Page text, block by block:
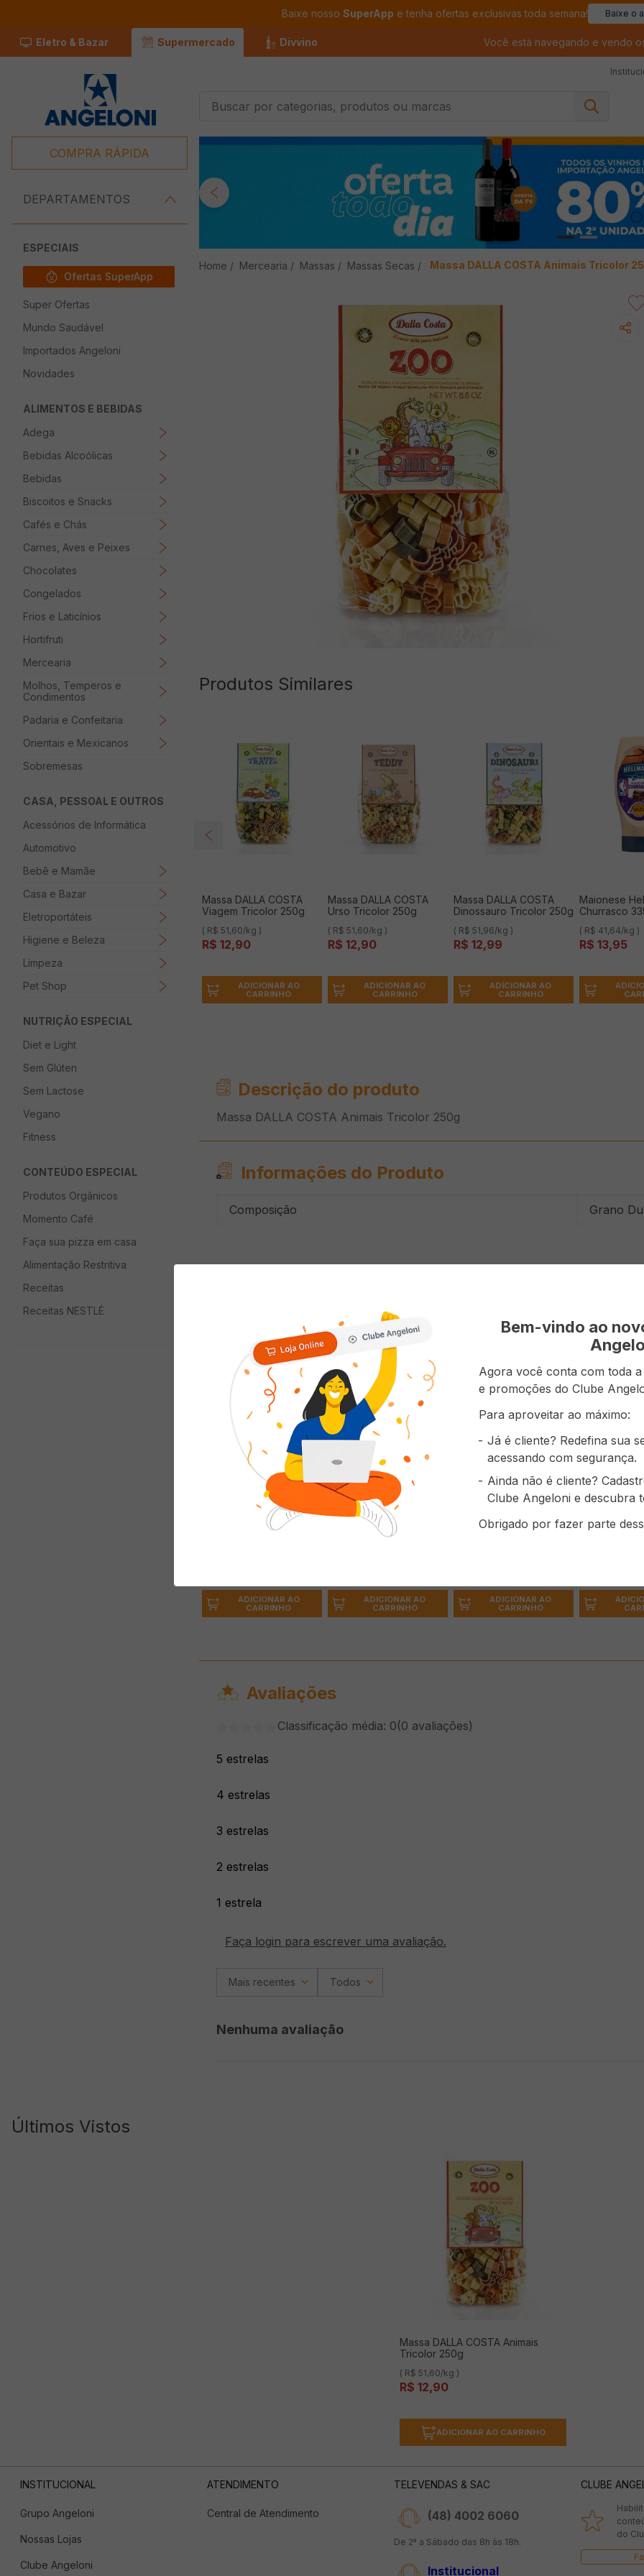
Baixe nosso SuperApp e tenha ofertas exclusivas toda semana! Baixe o
Eletro & Bazar Supermercado Divvino Você está navegando e vendo
Termos Mais
Buscados
2
4º Queijo
5º Iogurte
COMPRA RÁPIDA
DEPARTAMENTOS
ESPECIAIS
Ofertas SuperApp
Super Ofertas
Mundo Saudável
Importados Angeloni
Novidades
ALIMENTOS E BEBIDAS
Adega
Bebidas Alcoólicas
Bebidas
Biscoitos e Snacks
Cafés e Chás
Carnes, Aves e Peixes
Chocolates
Congelados
Frios e Laticínios
Hortifruti
Mercearia
Molhos, Temperos e
Condimentos
Padaria e Confeitaria
Orientais e Mexicanos
Sobremesas
CASA, PESSOAL E OUTROS
Acessórios de Informática
Automotivo
Bebê e Mamãe
Casa e Bazar
Eletroportáteis
Higiene e Beleza
Limpeza
Pet Shop
NUTRIÇÃO ESPECIAL
Diet e Light
Sem Glúten
Sem Lactose
Vegano
Fitness
CONTEÚDO ESPECIAL
Produtos Orgânicos
Momento Café
Faça sua pizza em casa
Alimentação Restritiva
Receitas
Receitas NESTLÉ
Mercearia Massas Massas Secas Massa DALLA COSTA Animais Tricolor
Produtos Similares
Massa DALLA COSTA
Viagem Tricolor 250g
( R$ 51,60/kg )
R$ 12,90
ADICIONAR AO
CARRINHO
Massa DALLA COSTA
Urso Tricolor 250g
( R$ 51,60/kg )
R$ 12,90
ADICIONAR AO
CARRINHO
Massa DALLA COSTA
Dinossauro Tricolor 250g
( R$ 51,96/kg )
R$ 12,99
ADICIONAR AO
CARRINHO
Maionese
Churrasco
( R$ 41,64/kg )
R$ 13,95
Descrição do produto
Massa DALLA COSTA Animais Tricolor 250g
Informações do Produto
Composição Grano
Massa Italiana Grano
Duro LA MOLISANA
ADICIONAR AO
CARRINHO
Massa Italiana Grano
Duro LA MOLISANA
Tagliatelle com Ovos
ADICIONAR AO
CARRINHO
Duro LA MOLISANA
ADICIONAR AO
CARRINHO
Duro LA
Avaliações
Classificação média: 0(0 avaliações)
5 estrelas
4 estrelas
3 estrelas
2 estrelas
1 estrela
Faça login para escrever uma avaliação.
Mais recentes Todos
Nenhuma avaliação
Últimos Vistos
Massa DALLA COSTA Animais
Tricolor 250g
( R$ 51,60/kg )
R$ 12,90
ADICIONAR AO CARRINHO
INSTITUCIONAL
Grupo Angeloni
Nossas Lojas
Clube Angeloni
ATENDIMENTO
Central de Atendimento
TELEVENDAS & SAC
(48) 4002 6060
De 2ª a Sábado das 8h às 18h.
Institucional
CLUBE
do
Bem-vindo ao
Agora você conta com toda
e promoções do Clube
Para aproveitar ao máximo:
Já é cliente? Redefina sua
acessando com segurança.
Ainda não é cliente?
Clube Angeloni e descubra
Obrigado por fazer parte